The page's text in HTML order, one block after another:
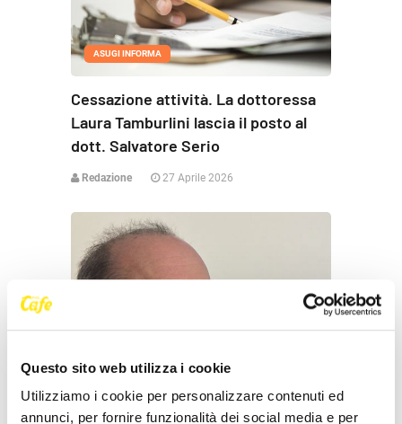
Questo sito web utilizza i cookie
Utilizziamo i cookie per personalizzare contenuti ed
annunci, per fornire funzionalità dei social media e per
ASUGI INFORMA
Cessazione attività. La dottoressa
Laura Tamburlini lascia il posto al
dott. Salvatore Serio
Redazione 27 Aprile 2026
ASUGI INFORMA